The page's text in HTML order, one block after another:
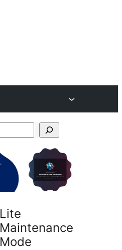
Lite
Maintenance
Mode